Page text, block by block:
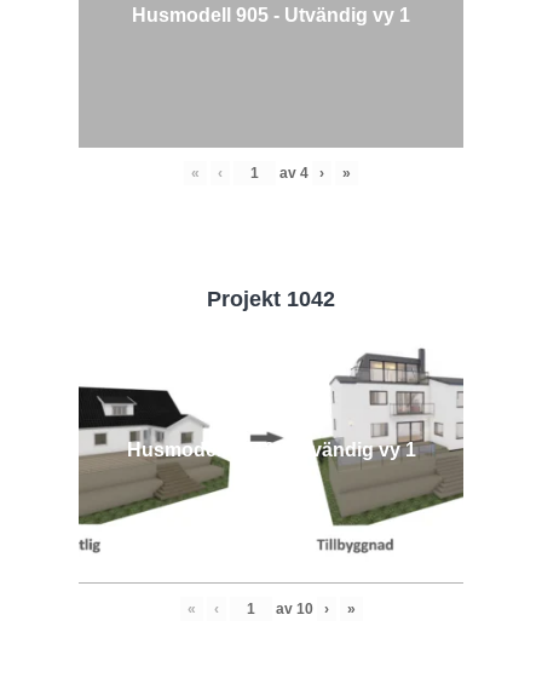
Husmodell 905 - Utvändig vy 1
« ‹ av 4 › »
Projekt 1042
Husmodell 1042 - Utvändig vy 1
« ‹ av 10 › »